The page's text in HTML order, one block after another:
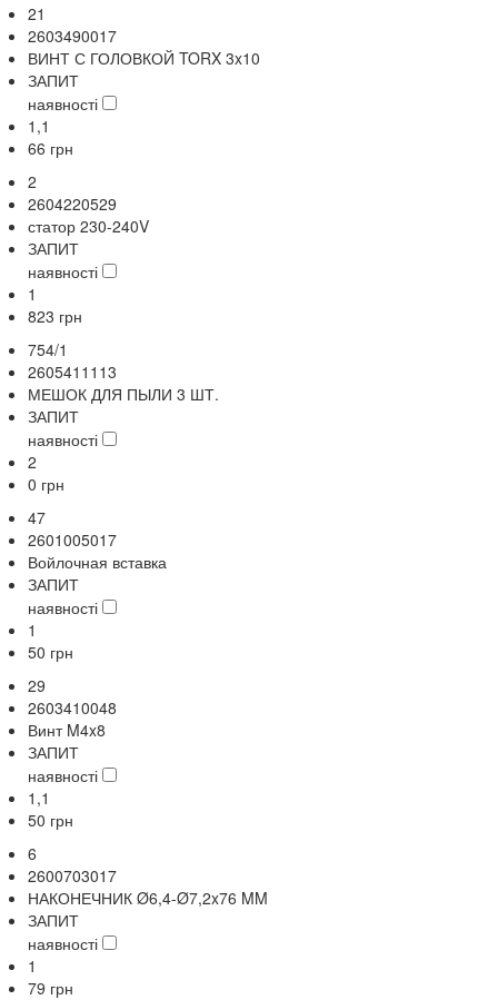
21
2603490017
ВИНТ С ГОЛОВКОЙ TORX 3x10
ЗАПИТ
наявності
1,1
66 грн
2
2604220529
статор 230-240V
ЗАПИТ
наявності
1
823 грн
754/1
2605411113
МЕШОК ДЛЯ ПЫЛИ 3 ШТ.
ЗАПИТ
наявності
2
0 грн
47
2601005017
Войлочная вставка
ЗАПИТ
наявності
1
50 грн
29
2603410048
Винт M4x8
ЗАПИТ
наявності
1,1
50 грн
6
2600703017
НАКОНЕЧНИК Ø6,4-Ø7,2x76 MM
ЗАПИТ
наявності
1
79 грн